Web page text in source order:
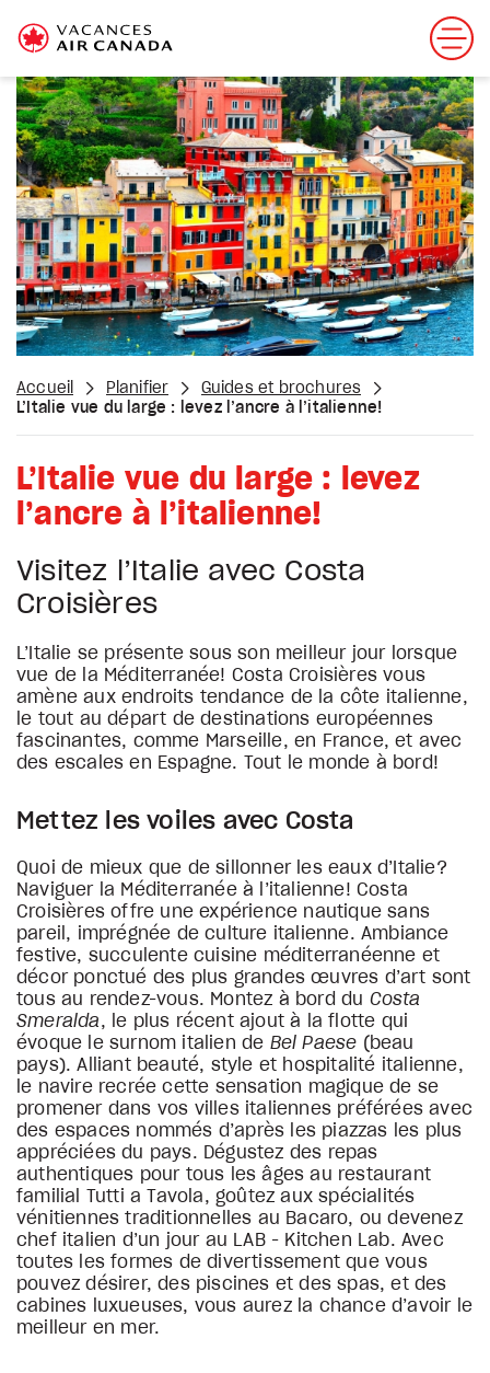
Accueil Planifier
Guides et brochures
L’Italie vue du large : levez l’ancre à l’italienne!
L’Italie vue du large : levez
l’ancre à l’italienne!
Visitez l’Italie avec Costa
Croisières
L’Italie se présente sous son meilleur jour lorsque
vue de la Méditerranée! Costa Croisières vous
amène aux endroits tendance de la côte italienne,
le tout au départ de destinations européennes
fascinantes, comme Marseille, en France, et avec
des escales en Espagne. Tout le monde à bord!
Mettez les voiles avec Costa
Quoi de mieux que de sillonner les eaux d’Italie?
Naviguer la Méditerranée à l’italienne! Costa
Croisières offre une expérience nautique sans
pareil, imprégnée de culture italienne. Ambiance
festive, succulente cuisine méditerranéenne et
décor ponctué des plus grandes œuvres d’art sont
tous au rendez-vous. Montez à bord du Costa
Smeralda, le plus récent ajout à la flotte qui
évoque le surnom italien de Bel Paese (beau
pays). Alliant beauté, style et hospitalité italienne,
le navire recrée cette sensation magique de se
promener dans vos villes italiennes préférées avec
des espaces nommés d’après les piazzas les plus
appréciées du pays. Dégustez des repas
authentiques pour tous les âges au restaurant
familial Tutti a Tavola, goûtez aux spécialités
vénitiennes traditionnelles au Bacaro, ou devenez
chef italien d’un jour au LAB - Kitchen Lab. Avec
toutes les formes de divertissement que vous
pouvez désirer, des piscines et des spas, et des
cabines luxueuses, vous aurez la chance d’avoir le
meilleur en mer.